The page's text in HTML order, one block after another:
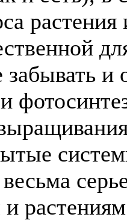
растения
забывать и